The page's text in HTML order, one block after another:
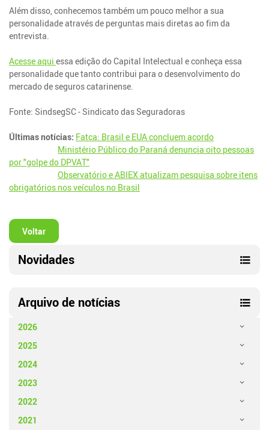
Além disso, conhecemos também um pouco melhor a sua
personalidade através de perguntas mais diretas ao fim da
entrevista.
Acesse aquiessa edição do Capital Intelectual e conheça essa
personalidade que tanto contribui para o desenvolvimento do
mercado de seguros catarinense.
Fonte: SindsegSC - Sindicato das Seguradoras
Últimas notícias: Fatca: Brasil e EUA concluem acordo
Ministério Público do Paraná denuncia oito pessoas
por "golpe do DPVAT"
Observatório e ABIEX atualizam pesquisa sobre itens
obrigatórios nos veículos no Brasil
Voltar
Novidades
Arquivo de notícias
2026
2025
2024
2023
2022
2021